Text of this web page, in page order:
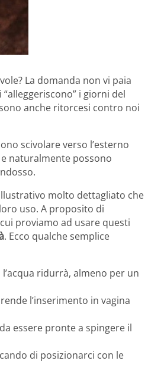
La domanda non vi paia
i giorni del
anche ritorcesi contro noi
scivolare verso l’esterno
naturalmente possono
molto dettagliato che
uso. A proposito di
proviamo ad usare questi
. Ecco qualche semplice
ridurrà, almeno per un
l’inserimento in vagina
essere pronte a spingere il
di posizionarci con le